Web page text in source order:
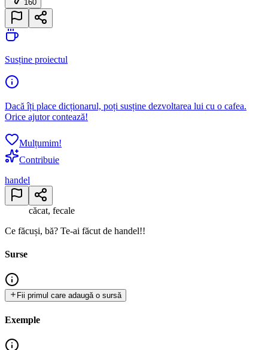
160
Susține proiectul
Dacă îți place dicționarul, poți susține dezvoltarea lui cu o cafea.
Orice ajutor contează!
Mulțumim!
Contribuie
handel
căcat, fecale
Ce făcuși, bă? Te-ai făcut de handel!!
Surse
Fii primul care adaugă o sursă
Exemple